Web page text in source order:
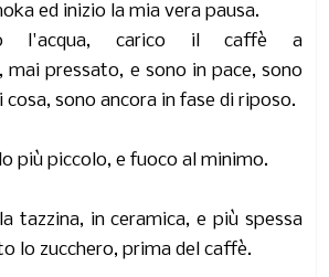
ed inizio la mia vera pausa.
l'acqua, carico il caffè a
pressato, e sono in pace, sono
sono ancora in fase di riposo.
più piccolo, e fuoco al minimo.
tazzina, in ceramica, e più spessa
lo zucchero, prima del caffè.